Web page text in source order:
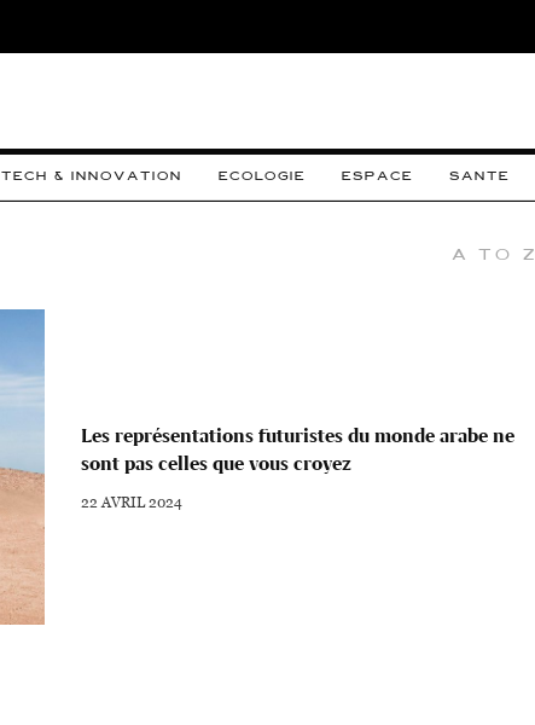
TECH & INNOVATION ECOLOGIE ESPACE SANTE
A to Z
Les représentations futuristes du monde arabe ne
sont pas celles que vous croyez
22 AVRIL 2024